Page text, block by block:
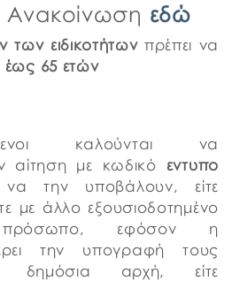
Ανακοίνωση εδώ
των ειδικοτήτωνπρέπει να
έως 65 ετών
καλούνται να
αίτηση με κωδικό εντυπο
την υποβάλουν, είτε
με άλλο εξουσιοδοτημένο
εφόσον η
την υπογραφή τους
δημόσια αρχή, είτε